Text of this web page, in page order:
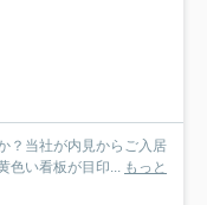
？当社が内見からご入居
色い看板が目印... もっと